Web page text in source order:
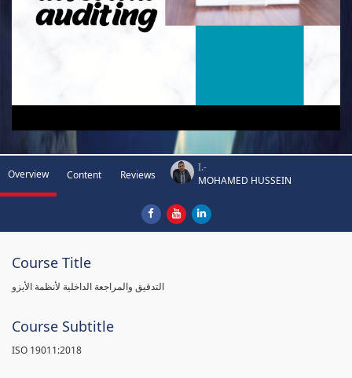
Overview Content Reviews
I.-
MOHAMED HUSSEIN
Course Title
التدقيق والمراجعة الداخلية لأنظمة الأيزو
Course Subtitle
ISO 19011:2018